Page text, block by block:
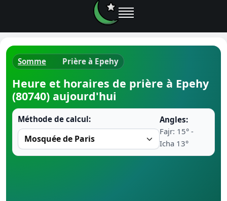
Horaires
Ramadan
Somme Prière à Epehy
Heure et horaires de prière à Epehy
(80740) aujourd'hui
Méthode de calcul:
Angles:
Fajr: 15° -
Icha 13°